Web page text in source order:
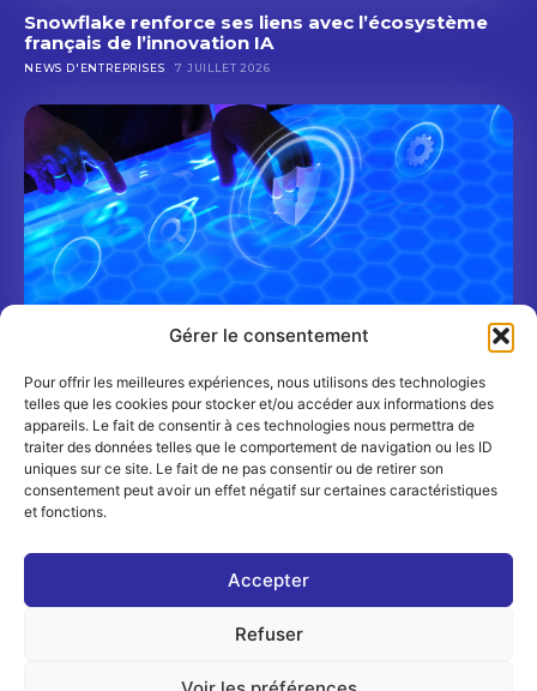
Gérer le consentement
Pour offrir les meilleures expériences, nous utilisons des technologies
telles que les cookies pour stocker et/ou accéder aux informations des
appareils. Le fait de consentir à ces technologies nous permettra de
traiter des données telles que le comportement de navigation ou les ID
uniques sur ce site. Le fait de ne pas consentir ou de retirer son
consentement peut avoir un effet négatif sur certaines caractéristiques
et fonctions.
Accepter
Refuser
Snowflake renforce ses liens avec l’écosystème
français de l’innovation IA
NEWS D'ENTREPRISES 7 JUILLET 2026
Shadow AI : un nouveau risque cyber pour les
banques et les assureurs
TRIBUNES 6 JUILLET 2026
Mentions Légales - Politique de confidentialité